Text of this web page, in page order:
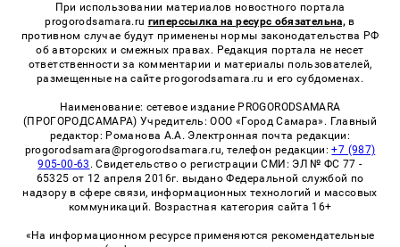
При использовании материалов новостного портала
progorodsamara.ru гиперссылка на ресурс обязательна, в
противном случае будут применены нормы законодательства РФ
об авторских и смежных правах. Редакция портала не несет
ответственности за комментарии и материалы пользователей,
размещенные на сайте progorodsamara.ru и его субдоменах.
Наименование: сетевое издание PROGORODSAMARA
(ПРОГОРОДСАМАРА) Учредитель: ООО «Город Самара». Главный
редактор: Романова А.А. Электронная почта редакции:
progorodsamara@progorodsamara.ru, телефон редакции:+7 (987)
905-00-63 . Свидетельство о регистрации СМИ: ЭЛ № ФС 77 -
65325 от 12 апреля 2016г. выдано Федеральной службой по
надзору в сфере связи, информационных технологий и массовых
коммуникаций. Возрастная категория сайта 16+
«На информационном ресурсе применяются рекомендательные